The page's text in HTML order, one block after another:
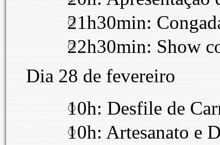
21h30min:
22h30min: Show
Dia 28 de fevereiro
10h: Desfile de
10h: Artesanato e